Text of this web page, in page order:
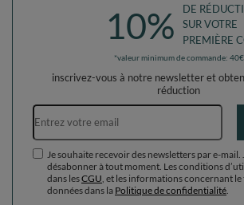
10%
DE
SUR VOTRE
PREMIÈRE
*valeur minimum de commande: 40€
inscrivez-vous à notre newsletter et
réduction
Adresse e-mail
Je souhaite recevoir des newsletters par e-mail.
désabonner à tout moment. Les conditions
dans lesCGU , et les informations concernant
données dans la Politique de confidentialité